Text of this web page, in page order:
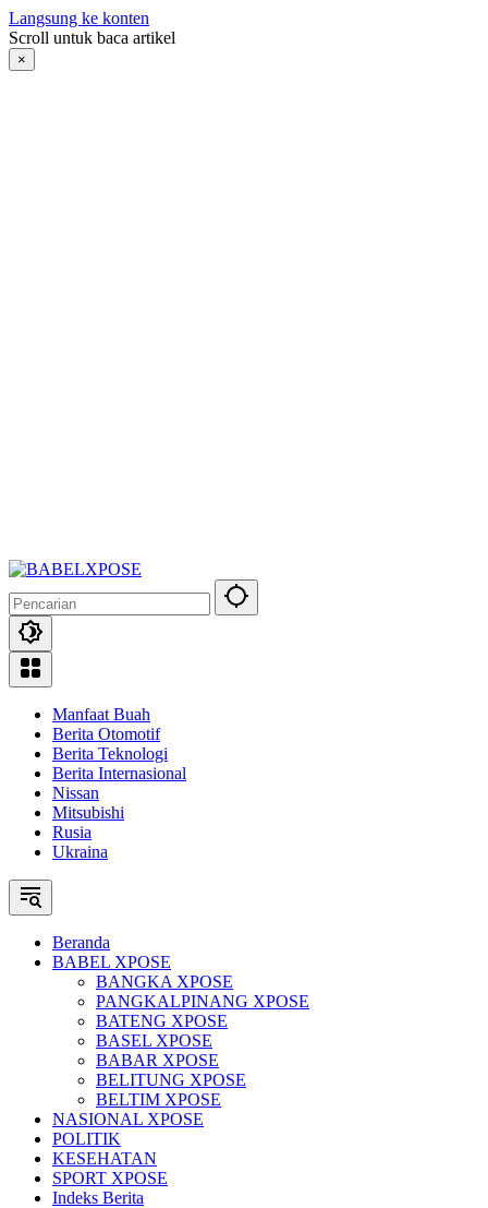
Langsung ke konten
Scroll untuk baca artikel
×
Manfaat Buah
Berita Otomotif
Berita Teknologi
Berita Internasional
Nissan
Mitsubishi
Rusia
Ukraina
Beranda
BABEL XPOSE
BANGKA XPOSE
PANGKALPINANG XPOSE
BATENG XPOSE
BASEL XPOSE
BABAR XPOSE
BELITUNG XPOSE
BELTIM XPOSE
NASIONAL XPOSE
POLITIK
KESEHATAN
SPORT XPOSE
Indeks Berita